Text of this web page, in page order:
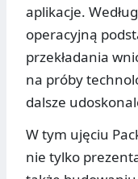
aplikacje.
operacyjną
przekładania
na próby
dalsze
W tym ujęciu
nie tylko